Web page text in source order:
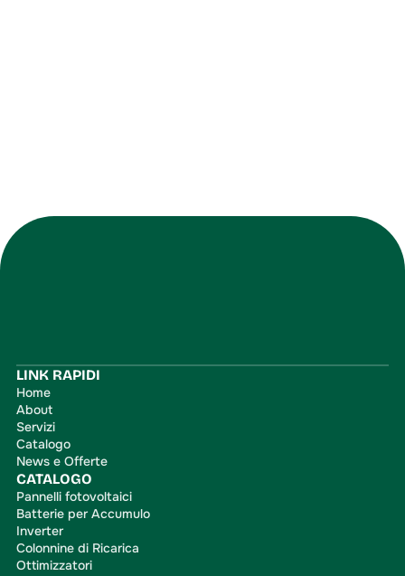
LINK RAPIDI
Home
About
Servizi
Catalogo
News e Offerte
CATALOGO
Pannelli fotovoltaici
Batterie per Accumulo
Inverter
Colonnine di Ricarica
Ottimizzatori